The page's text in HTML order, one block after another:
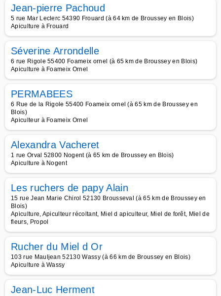
Jean-pierre Pachoud
5 rue Mar Leclerc 54390 Frouard (à 64 km de Broussey en Blois)
Apiculture à Frouard
Séverine Arrondelle
6 rue Rigole 55400 Foameix ornel (à 65 km de Broussey en Blois)
Apiculture à Foameix Ornel
PERMABEES
6 Rue de la Rigole 55400 Foameix ornel (à 65 km de Broussey en
Blois)
Apiculteur à Foameix Ornel
Alexandra Vacheret
1 rue Orval 52800 Nogent (à 65 km de Broussey en Blois)
Apiculture à Nogent
Les ruchers de papy Alain
15 rue Jean Marie Chirol 52130 Brousseval (à 65 km de Broussey en
Blois)
Apiculture, Apiculteur récoltant, Miel d apiculteur, Miel de forêt, Miel de
fleurs, Propol
Rucher du Miel d Or
103 rue Mauljean 52130 Wassy (à 66 km de Broussey en Blois)
Apiculture à Wassy
Jean-Luc Herment